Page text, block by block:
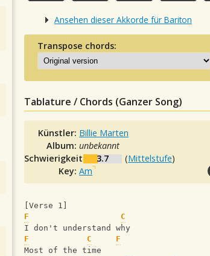
Ansehen dieser Akkorde für Bariton
Transpose chords:
Tablature / Chords (Ganzer Song)
Künstler: Billie Marten
Album:unbekannt
Schwierigkeit:
3.7 (Mittelstufe)
Key:Am
[Verse 1]
F
C
I don't understand why
F
C
F
Most of the time